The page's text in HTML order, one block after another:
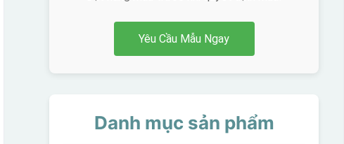
Yêu Cầu Mẫu Ngay
Danh mục sản phẩm